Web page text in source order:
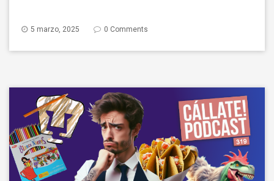
5 marzo, 2025 0 Comments